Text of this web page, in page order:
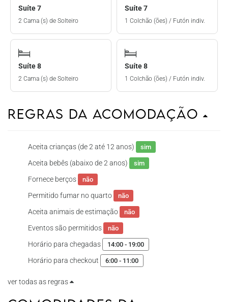
Suíte 7
2 Cama (s) de Solteiro
Suíte 7
1 Colchão (ões) / Futón indiv.
Suíte 8
2 Cama (s) de Solteiro
Suíte 8
1 Colchão (ões) / Futón indiv.
Regras da Acomodação
Aceita crianças (de 2 até 12 anos) sim
Aceita bebês (abaixo de 2 anos) sim
Fornece berços não
Permitido fumar no quarto não
Aceita animais de estimação não
Eventos são permitidos não
Horário para chegadas 14:00 - 19:00
Horário para checkout 6:00 - 11:00
ver todas as regras